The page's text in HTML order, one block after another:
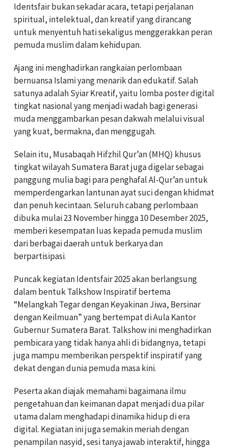
Identsfair bukan sekadar acara, tetapi perjalanan
spiritual, intelektual, dan kreatif yang dirancang
untuk menyentuh hati sekaligus menggerakkan peran
pemuda muslim dalam kehidupan.
Ajang ini menghadirkan rangkaian perlombaan
bernuansa Islami yang menarik dan edukatif. Salah
satunya adalah Syiar Kreatif, yaitu lomba poster digital
tingkat nasional yang menjadi wadah bagi generasi
muda menggambarkan pesan dakwah melalui visual
yang kuat, bermakna, dan menggugah.
Selain itu, Musabaqah Hifzhil Qur’an (MHQ) khusus
tingkat wilayah Sumatera Barat juga digelar sebagai
panggung mulia bagi para penghafal Al-Qur’an untuk
memperdengarkan lantunan ayat suci dengan khidmat
dan penuh kecintaan. Seluruh cabang perlombaan
dibuka mulai 23 November hingga 10 Desember 2025,
memberi kesempatan luas kepada pemuda muslim
dari berbagai daerah untuk berkarya dan
berpartisipasi.
Puncak kegiatan Identsfair 2025 akan berlangsung
dalam bentuk Talkshow Inspiratif bertema
“Melangkah Tegar dengan Keyakinan Jiwa, Bersinar
dengan Keilmuan” yang bertempat di Aula Kantor
Gubernur Sumatera Barat. Talkshow ini menghadirkan
pembicara yang tidak hanya ahli di bidangnya, tetapi
juga mampu memberikan perspektif inspiratif yang
dekat dengan dunia pemuda masa kini.
Peserta akan diajak memahami bagaimana ilmu
pengetahuan dan keimanan dapat menjadi dua pilar
utama dalam menghadapi dinamika hidup di era
digital. Kegiatan ini juga semakin meriah dengan
penampilan nasyid, sesi tanya jawab interaktif, hingga